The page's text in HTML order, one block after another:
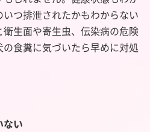
つ排泄されたかもわからない
生面や寄生虫、伝染病の危険
食糞に気づいたら早めに対処
ない